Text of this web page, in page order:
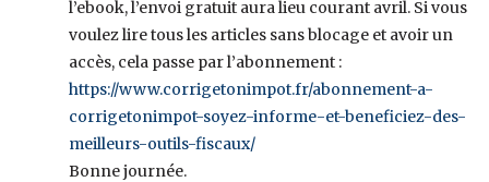
l’ebook, l’envoi gratuit aura lieu courant avril. Si vous
voulez lire tous les articles sans blocage et avoir un
accès, cela passe par l’abonnement :
https://www.corrigetonimpot.fr/abonnement-a-
corrigetonimpot-soyez-informe-et-beneficiez-des-
meilleurs-outils-fiscaux/
Bonne journée.